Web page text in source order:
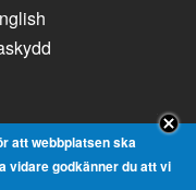
att webbplatsen ska
vidare godkänner du att vi